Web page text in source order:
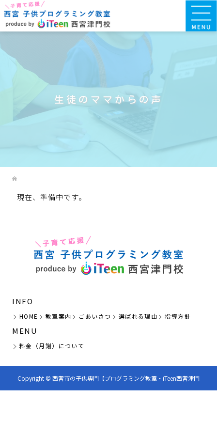
生徒のママからの声
現在、準備中です。
INFO
HOME 教室案内 ごあいさつ 選ばれる理由 指導方針
MENU
料金（月謝）について
Copyright © 西宮市の子供専門【プログラミング教室・iTeen西宮津門